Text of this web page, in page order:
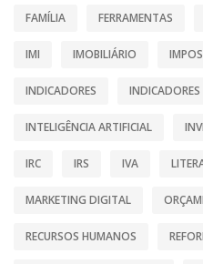
FAMÍLIA FERRAMENTAS
IMI IMOBILIÁRIO
INDICADORES INDICADORES
INTELIGÊNCIA ARTIFICIAL
IRC IRS IVA
MARKETING DIGITAL
RECURSOS HUMANOS